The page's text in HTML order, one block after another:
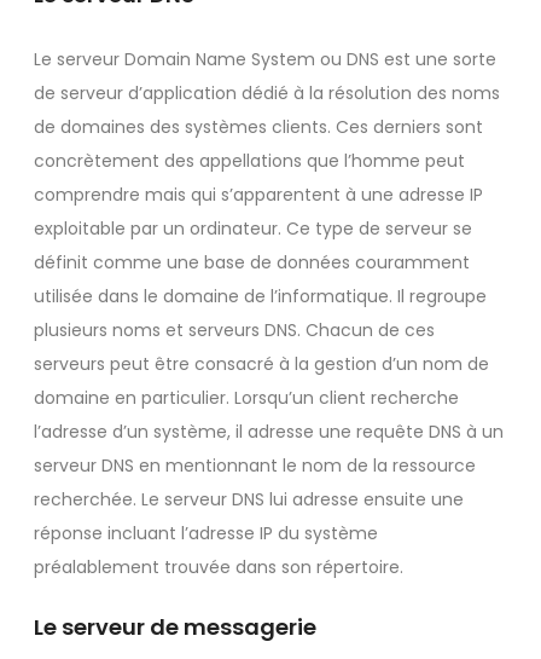
Le serveur Domain Name System ou DNS est une sorte
de serveur d’application dédié à la résolution des noms
de domaines des systèmes clients. Ces derniers sont
concrètement des appellations que l’homme peut
comprendre mais qui s’apparentent à une adresse IP
exploitable par un ordinateur. Ce type de serveur se
définit comme une base de données couramment
utilisée dans le domaine de l’informatique. Il regroupe
plusieurs noms et serveurs DNS. Chacun de ces
serveurs peut être consacré à la gestion d’un nom de
domaine en particulier. Lorsqu’un client recherche
l’adresse d’un système, il adresse une requête DNS à un
serveur DNS en mentionnant le nom de la ressource
recherchée. Le serveur DNS lui adresse ensuite une
réponse incluant l’adresse IP du système
préalablement trouvée dans son répertoire.
Le serveur de messagerie